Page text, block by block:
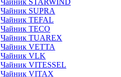
Чайник STARWIND
Чайник SUPRA
Чайник TEFAL
Чайник TECO
Чайник TUAREX
Чайник VETTA
Чайник VLK
Чайник VITESSEL
Чайник VITAX